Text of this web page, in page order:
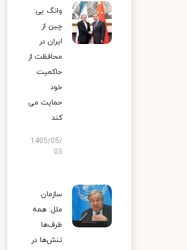
وانگ یی:
چین از
ایران در
محافظت از
حاکمیت
خود
حمایت می
کند
1405/05/
03
سازمان
ملل: همه
طرف‌ها
تنش‌ها در